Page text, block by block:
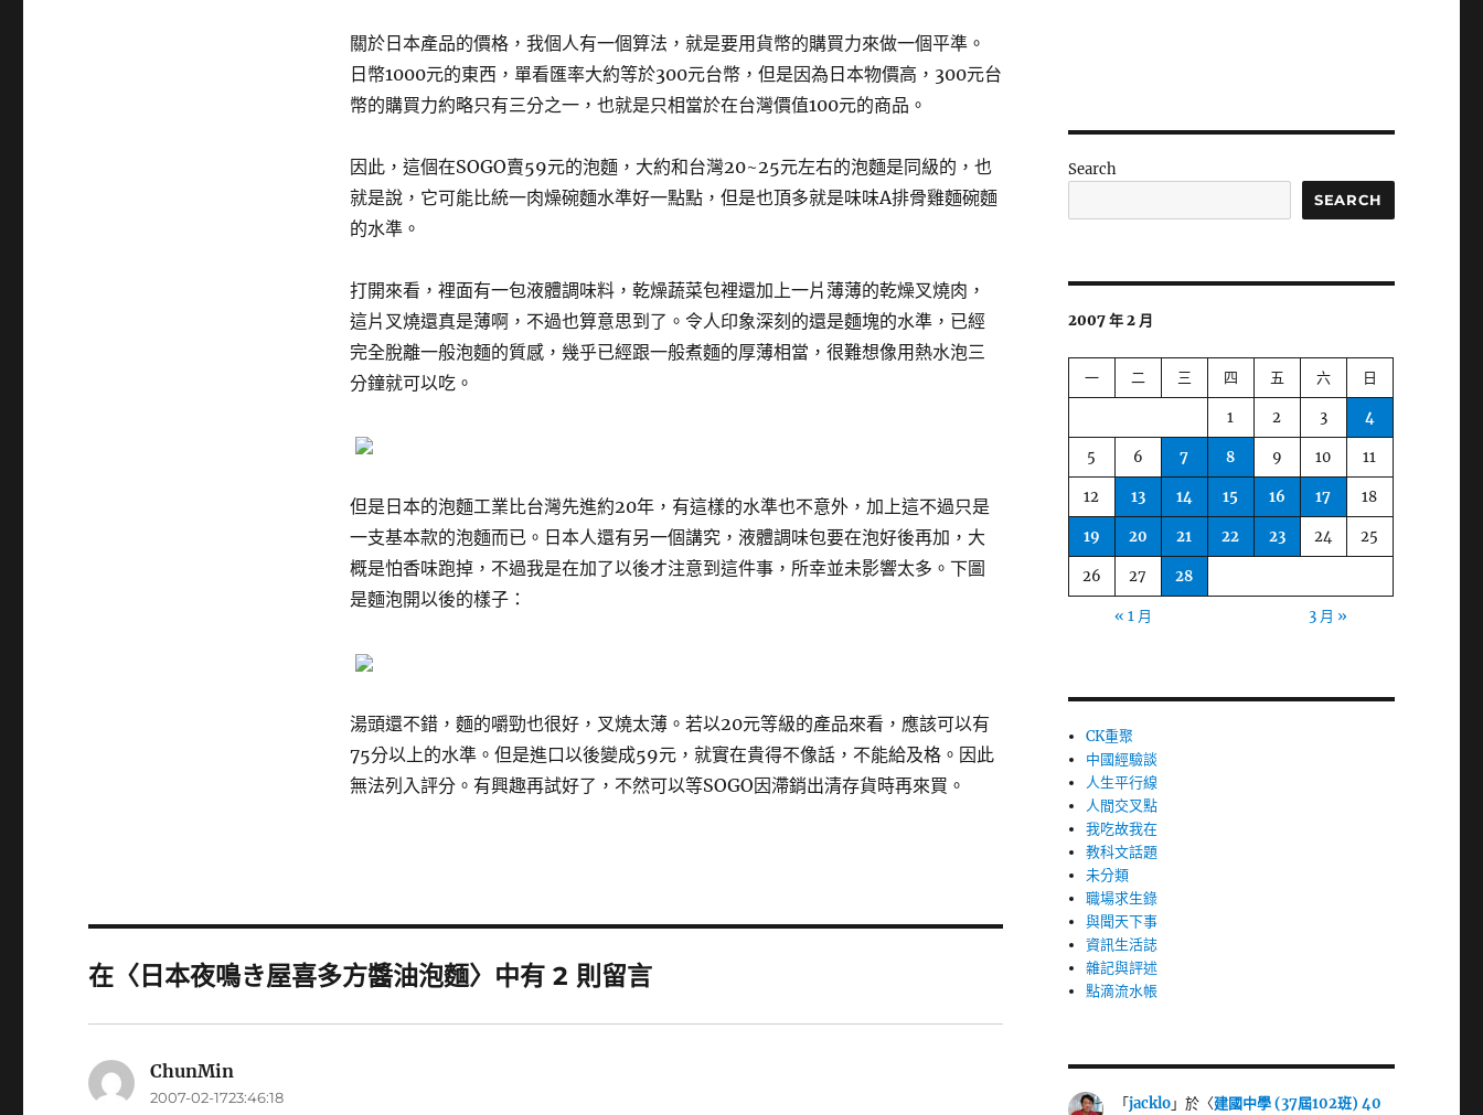
關於日本產品的價格，我個人有一個算法，就是要用貨幣的購買力來做一個平準。
日幣1000元的東西，單看匯率大約等於300元台幣，但是因為日本物價高，300元台
幣的購買力約略只有三分之一，也就是只相當於在台灣價值100元的商品。
因此，這個在SOGO賣59元的泡麵，大約和台灣20~25元左右的泡麵是同級的，也
就是說，它可能比統一肉燥碗麵水準好一點點，但是也頂多就是味味A排骨雞麵碗麵
的水準。
打開來看，裡面有一包液體調味料，乾燥蔬菜包裡還加上一片薄薄的乾燥叉燒肉，
這片叉燒還真是薄啊，不過也算意思到了。令人印象深刻的還是麵塊的水準，已經
完全脫離一般泡麵的質感，幾乎已經跟一般煮麵的厚薄相當，很難想像用熱水泡三
分鐘就可以吃。
但是日本的泡麵工業比台灣先進約20年，有這樣的水準也不意外，加上這不過只是
一支基本款的泡麵而已。日本人還有另一個講究，液體調味包要在泡好後再加，大
概是怕香味跑掉，不過我是在加了以後才注意到這件事，所幸並未影響太多。下圖
是麵泡開以後的樣子：
湯頭還不錯，麵的嚼勁也很好，叉燒太薄。若以20元等級的產品來看，應該可以有
75分以上的水準。但是進口以後變成59元，就實在貴得不像話，不能給及格。因此
無法列入評分。有興趣再試好了，不然可以等SOGO因滯銷出清存貨時再來買。
在〈日本夜鳴き屋喜多方醬油泡麵〉中有 2 則留言
ChunMin
示:
2007-02-1723:46:18
Search
SEARCH
2007 年 2 月
一 二 三 四 五 六 日
1 2 3 4
5 6 7 8 9 10 11
12 13 14 15 16 17 18
19 20 21 22 23 24 25
26 27 28
« 1 月 3 月 »
CK重聚
中國經驗談
人生平行線
人間交叉點
我吃故我在
教科文話題
未分類
職場求生錄
與聞天下事
資訊生活誌
雜記與評述
點滴流水帳
「jacklo」於〈建國中學 (37屆102班) 40